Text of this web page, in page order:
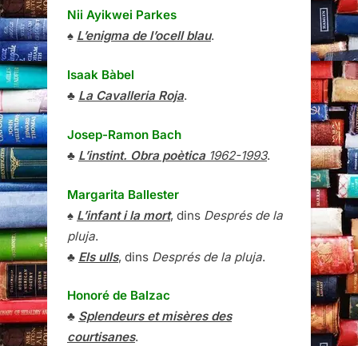
Nii Ayikwei Parkes
♠ L’enigma de l’ocell blau.
Isaak Bàbel
♣ La Cavalleria Roja.
Josep-Ramon Bach
♣ L’instint. Obra poètica1962-1993.
Margarita Ballester
♠ L’infant i la mort, dins Després de la
pluja.
♣ Els ulls, dins Després de la pluja.
Honoré de Balzac
♣ Splendeurs et misères des
courtisanes.